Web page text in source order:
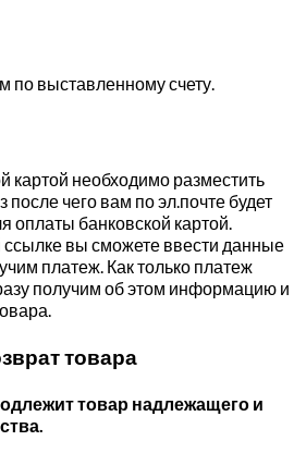
по выставленному счету.
картой необходимо разместить
после чего вам по эл.почте будет
оплаты банковской картой.
вы сможете ввести данные
платеж. Как только платеж
получим об этом информацию и
товара
товар надлежащего и